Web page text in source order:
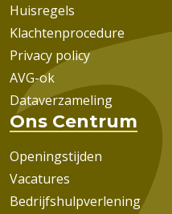
Huisregels
Klachtenprocedure
Privacy policy
AVG-ok
Dataverzameling
Ons Centrum
Openingstijden
Vacatures
Bedrijfshulpverlening